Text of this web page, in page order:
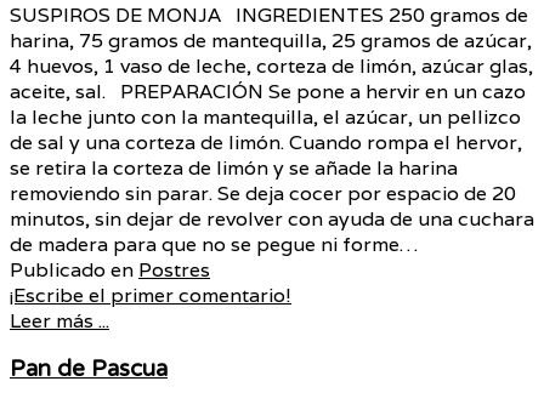
SUSPIROS DE MONJA INGREDIENTES 250 gramos de
harina, 75 gramos de mantequilla, 25 gramos de azúcar,
4 huevos, 1 vaso de leche, corteza de limón, azúcar glas,
aceite, sal. PREPARACIÓN Se pone a hervir en un cazo
la leche junto con la mantequilla, el azúcar, un pellizco
de sal y una corteza de limón. Cuando rompa el hervor,
se retira la corteza de limón y se añade la harina
removiendo sin parar. Se deja cocer por espacio de 20
minutos, sin dejar de revolver con ayuda de una cuchara
de madera para que no se pegue ni forme…
Publicado en Postres
¡Escribe el primer comentario!
Leer más ...
Pan de Pascua